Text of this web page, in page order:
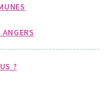
?